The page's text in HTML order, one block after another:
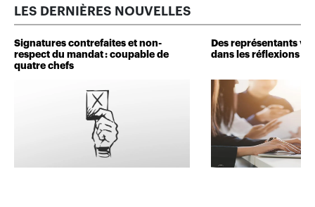
LES DERNIÈRES NOUVELLES
Signatures contrefaites et non-
respect du mandat : coupable de
quatre chefs
Des représentants
dans les réflexions de